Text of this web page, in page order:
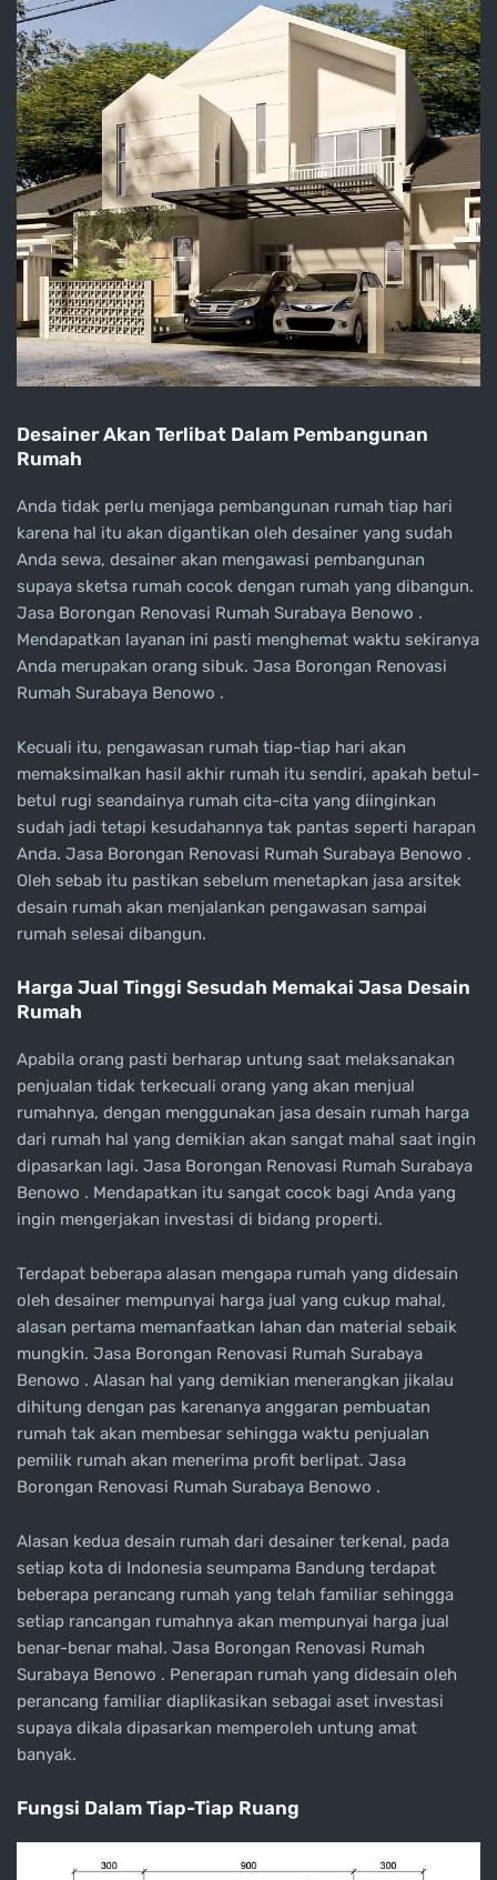
Desainer Akan Terlibat Dalam Pembangunan
Rumah
Anda tidak perlu menjaga pembangunan rumah tiap hari
karena hal itu akan digantikan oleh desainer yang sudah
Anda sewa, desainer akan mengawasi pembangunan
supaya sketsa rumah cocok dengan rumah yang dibangun.
Jasa Borongan Renovasi Rumah Surabaya Benowo .
Mendapatkan layanan ini pasti menghemat waktu sekiranya
Anda merupakan orang sibuk. Jasa Borongan Renovasi
Rumah Surabaya Benowo .
Kecuali itu, pengawasan rumah tiap-tiap hari akan
memaksimalkan hasil akhir rumah itu sendiri, apakah betul-
betul rugi seandainya rumah cita-cita yang diinginkan
sudah jadi tetapi kesudahannya tak pantas seperti harapan
Anda. Jasa Borongan Renovasi Rumah Surabaya Benowo .
Oleh sebab itu pastikan sebelum menetapkan jasa arsitek
desain rumah akan menjalankan pengawasan sampai
rumah selesai dibangun.
Harga Jual Tinggi Sesudah Memakai Jasa Desain
Rumah
Apabila orang pasti berharap untung saat melaksanakan
penjualan tidak terkecuali orang yang akan menjual
rumahnya, dengan menggunakan jasa desain rumah harga
dari rumah hal yang demikian akan sangat mahal saat ingin
dipasarkan lagi. Jasa Borongan Renovasi Rumah Surabaya
Benowo . Mendapatkan itu sangat cocok bagi Anda yang
ingin mengerjakan investasi di bidang properti.
Terdapat beberapa alasan mengapa rumah yang didesain
oleh desainer mempunyai harga jual yang cukup mahal,
alasan pertama memanfaatkan lahan dan material sebaik
mungkin. Jasa Borongan Renovasi Rumah Surabaya
Benowo . Alasan hal yang demikian menerangkan jikalau
dihitung dengan pas karenanya anggaran pembuatan
rumah tak akan membesar sehingga waktu penjualan
pemilik rumah akan menerima profit berlipat. Jasa
Borongan Renovasi Rumah Surabaya Benowo .
Alasan kedua desain rumah dari desainer terkenal, pada
setiap kota di Indonesia seumpama Bandung terdapat
beberapa perancang rumah yang telah familiar sehingga
setiap rancangan rumahnya akan mempunyai harga jual
benar-benar mahal. Jasa Borongan Renovasi Rumah
Surabaya Benowo . Penerapan rumah yang didesain oleh
perancang familiar diaplikasikan sebagai aset investasi
supaya dikala dipasarkan memperoleh untung amat
banyak.
Fungsi Dalam Tiap-Tiap Ruang